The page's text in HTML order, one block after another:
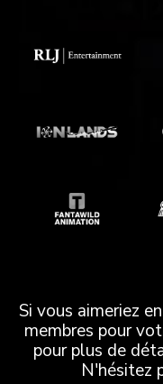
Si vous aimeriez
membres pour
pour plus de
N'hésitez